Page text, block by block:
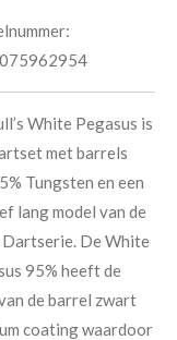
White Pegasus is
met barrels
Tungsten en een
lang model van de
Dartserie. De White
95% heeft de
de barrel zwart
coating waardoor